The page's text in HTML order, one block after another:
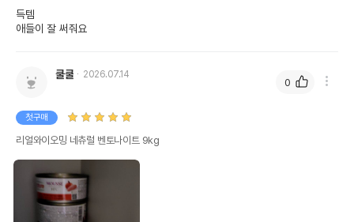
득템
애들이 잘 써줘요
쿨쿨 2026.07.14
첫구매
리얼와이오밍 네츄럴 벤토나이트 9kg
0